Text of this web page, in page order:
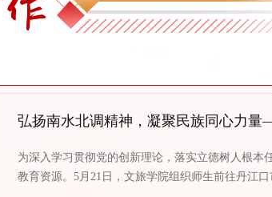
为深入学习贯彻党的创新理论，落实立德树人根本
教育资源。5月21日，文旅学院组织师生前往丹江